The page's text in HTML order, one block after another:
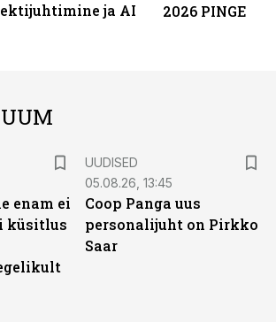
ja AI
2026 PINGE
enam ei
küsitlus
UUDISED
05.08.26, 13:45
Coop Panga uus
personalijuht on Pirkko
Saar